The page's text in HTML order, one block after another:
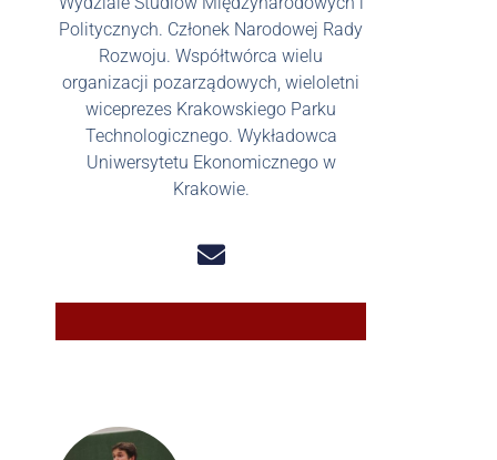
Politycznych. Członek Narodowej Rady
Rozwoju. Współtwórca wielu
organizacji pozarządowych, wieloletni
wiceprezes Krakowskiego Parku
Technologicznego. Wykładowca
Uniwersytetu Ekonomicznego w
Krakowie.